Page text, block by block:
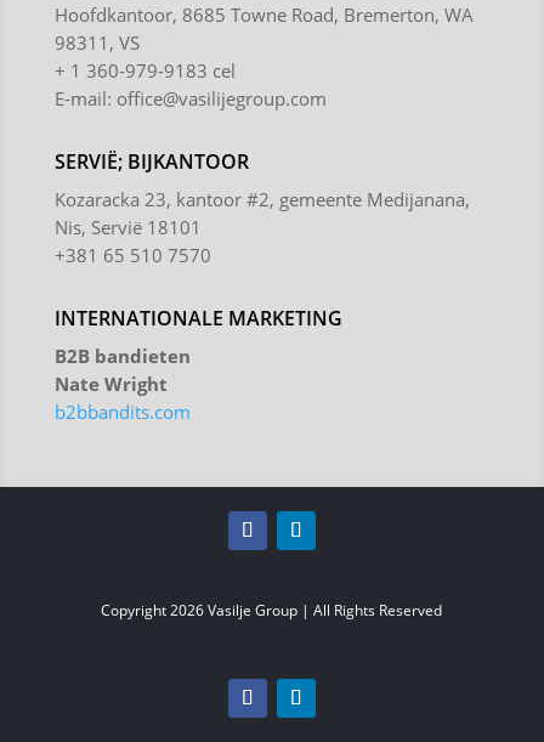
Hoofdkantoor, 8685 Towne Road, Bremerton, WA
98311, VS
+ 1 360-979-9183 cel
E-mail: office@vasilijegroup.com
SERVIË; BIJKANTOOR
Kozaracka 23, kantoor #2, gemeente Medijanana,
Nis, Servië 18101
+381 65 510 7570
INTERNATIONALE MARKETING
B2B bandieten
Nate Wright
b2bbandits.com
Copyright 2026 Vasilje Group | All Rights Reserved